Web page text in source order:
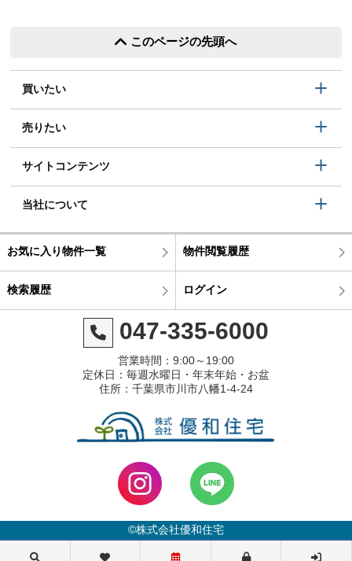
このページの先頭へ
買いたい
売りたい
サイトコンテンツ
当社について
お気に入り物件一覧 物件閲覧履歴
検索履歴 ログイン
047-335-6000
営業時間：9:00～19:00
定休日：毎週水曜日・年末年始・お盆
住所：千葉県市川市八幡1-4-24
©株式会社優和住宅